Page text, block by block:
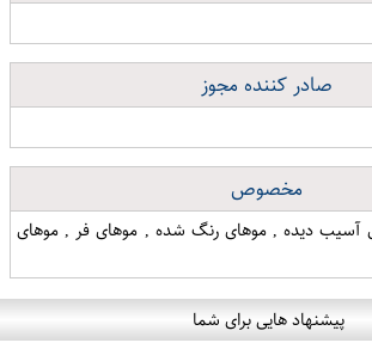
صادر کننده مجوز
مخصوص
دیده , موهای رنگ شده , موهای فر , موهای
پیشنهاد هایی برای شما